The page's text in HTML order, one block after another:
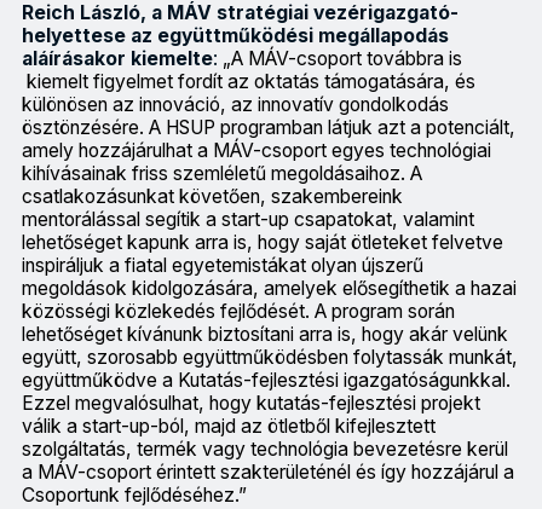
Reich László, a MÁV stratégiai vezérigazgató-
helyettese az együttműködési megállapodás
aláírásakor kiemelte: „A MÁV-csoport továbbra is
kiemelt figyelmet fordít az oktatás támogatására, és
különösen az innováció, az innovatív gondolkodás
ösztönzésére. A HSUP programban látjuk azt a potenciált,
amely hozzájárulhat a MÁV-csoport egyes technológiai
kihívásainak friss szemléletű megoldásaihoz. A
csatlakozásunkat követően, szakembereink
mentorálással segítik a start-up csapatokat, valamint
lehetőséget kapunk arra is, hogy saját ötleteket felvetve
inspiráljuk a fiatal egyetemistákat olyan újszerű
megoldások kidolgozására, amelyek elősegíthetik a hazai
közösségi közlekedés fejlődését. A program során
lehetőséget kívánunk biztosítani arra is, hogy akár velünk
együtt, szorosabb együttműködésben folytassák munkát,
együttműködve a Kutatás-fejlesztési igazgatóságunkkal.
Ezzel megvalósulhat, hogy kutatás-fejlesztési projekt
válik a start-up-ból, majd az ötletből kifejlesztett
szolgáltatás, termék vagy technológia bevezetésre kerül
a MÁV-csoport érintett szakterületénél és így hozzájárul a
Csoportunk fejlődéséhez.”